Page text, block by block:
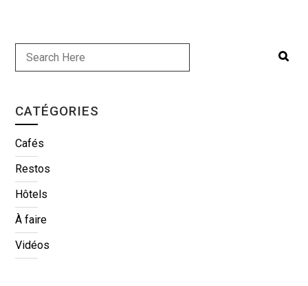
CATÉGORIES
Cafés
Restos
Hôtels
À faire
Vidéos